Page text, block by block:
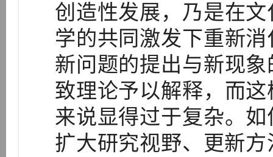
创造性发展，乃是在
学的共同激发下重新
新问题的提出与新现
致理论予以解释，而
来说显得过于复杂。
扩大研究视野、更新方